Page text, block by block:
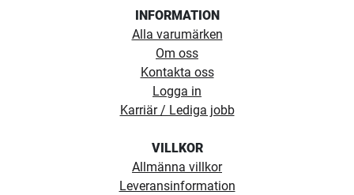
INFORMATION
Alla varumärken
Om oss
Kontakta oss
Logga in
Karriär / Lediga jobb
VILLKOR
Allmänna villkor
Leveransinformation